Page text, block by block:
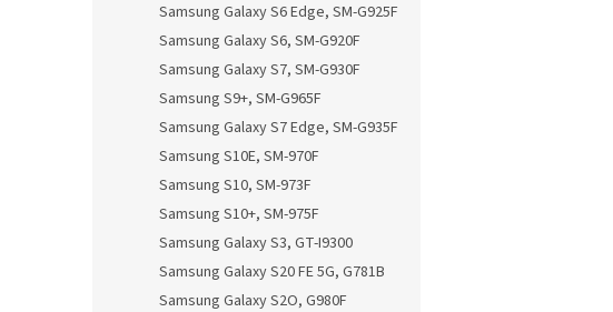
Samsung Galaxy S6 Edge, SM-G925F
Samsung Galaxy S6, SM-G920F
Samsung Galaxy S7, SM-G930F
Samsung S9+, SM-G965F
Samsung Galaxy S7 Edge, SM-G935F
Samsung S10E, SM-970F
Samsung S10, SM-973F
Samsung S10+, SM-975F
Samsung Galaxy S3, GT-I9300
Samsung Galaxy S20 FE 5G, G781B
Samsung Galaxy S2O, G980F